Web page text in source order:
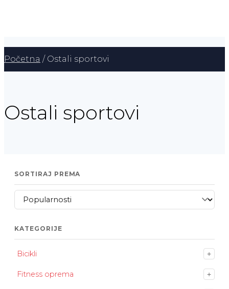
Početna / Ostali sportovi
Ostali sportovi
SORTIRAJ PREMA
KATEGORIJE
Bicikli +
Fitness oprema +